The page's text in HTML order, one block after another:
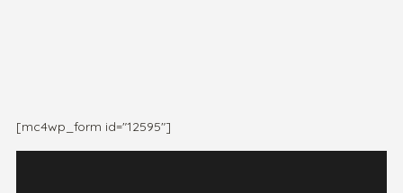
[mc4wp_form id="12595"]